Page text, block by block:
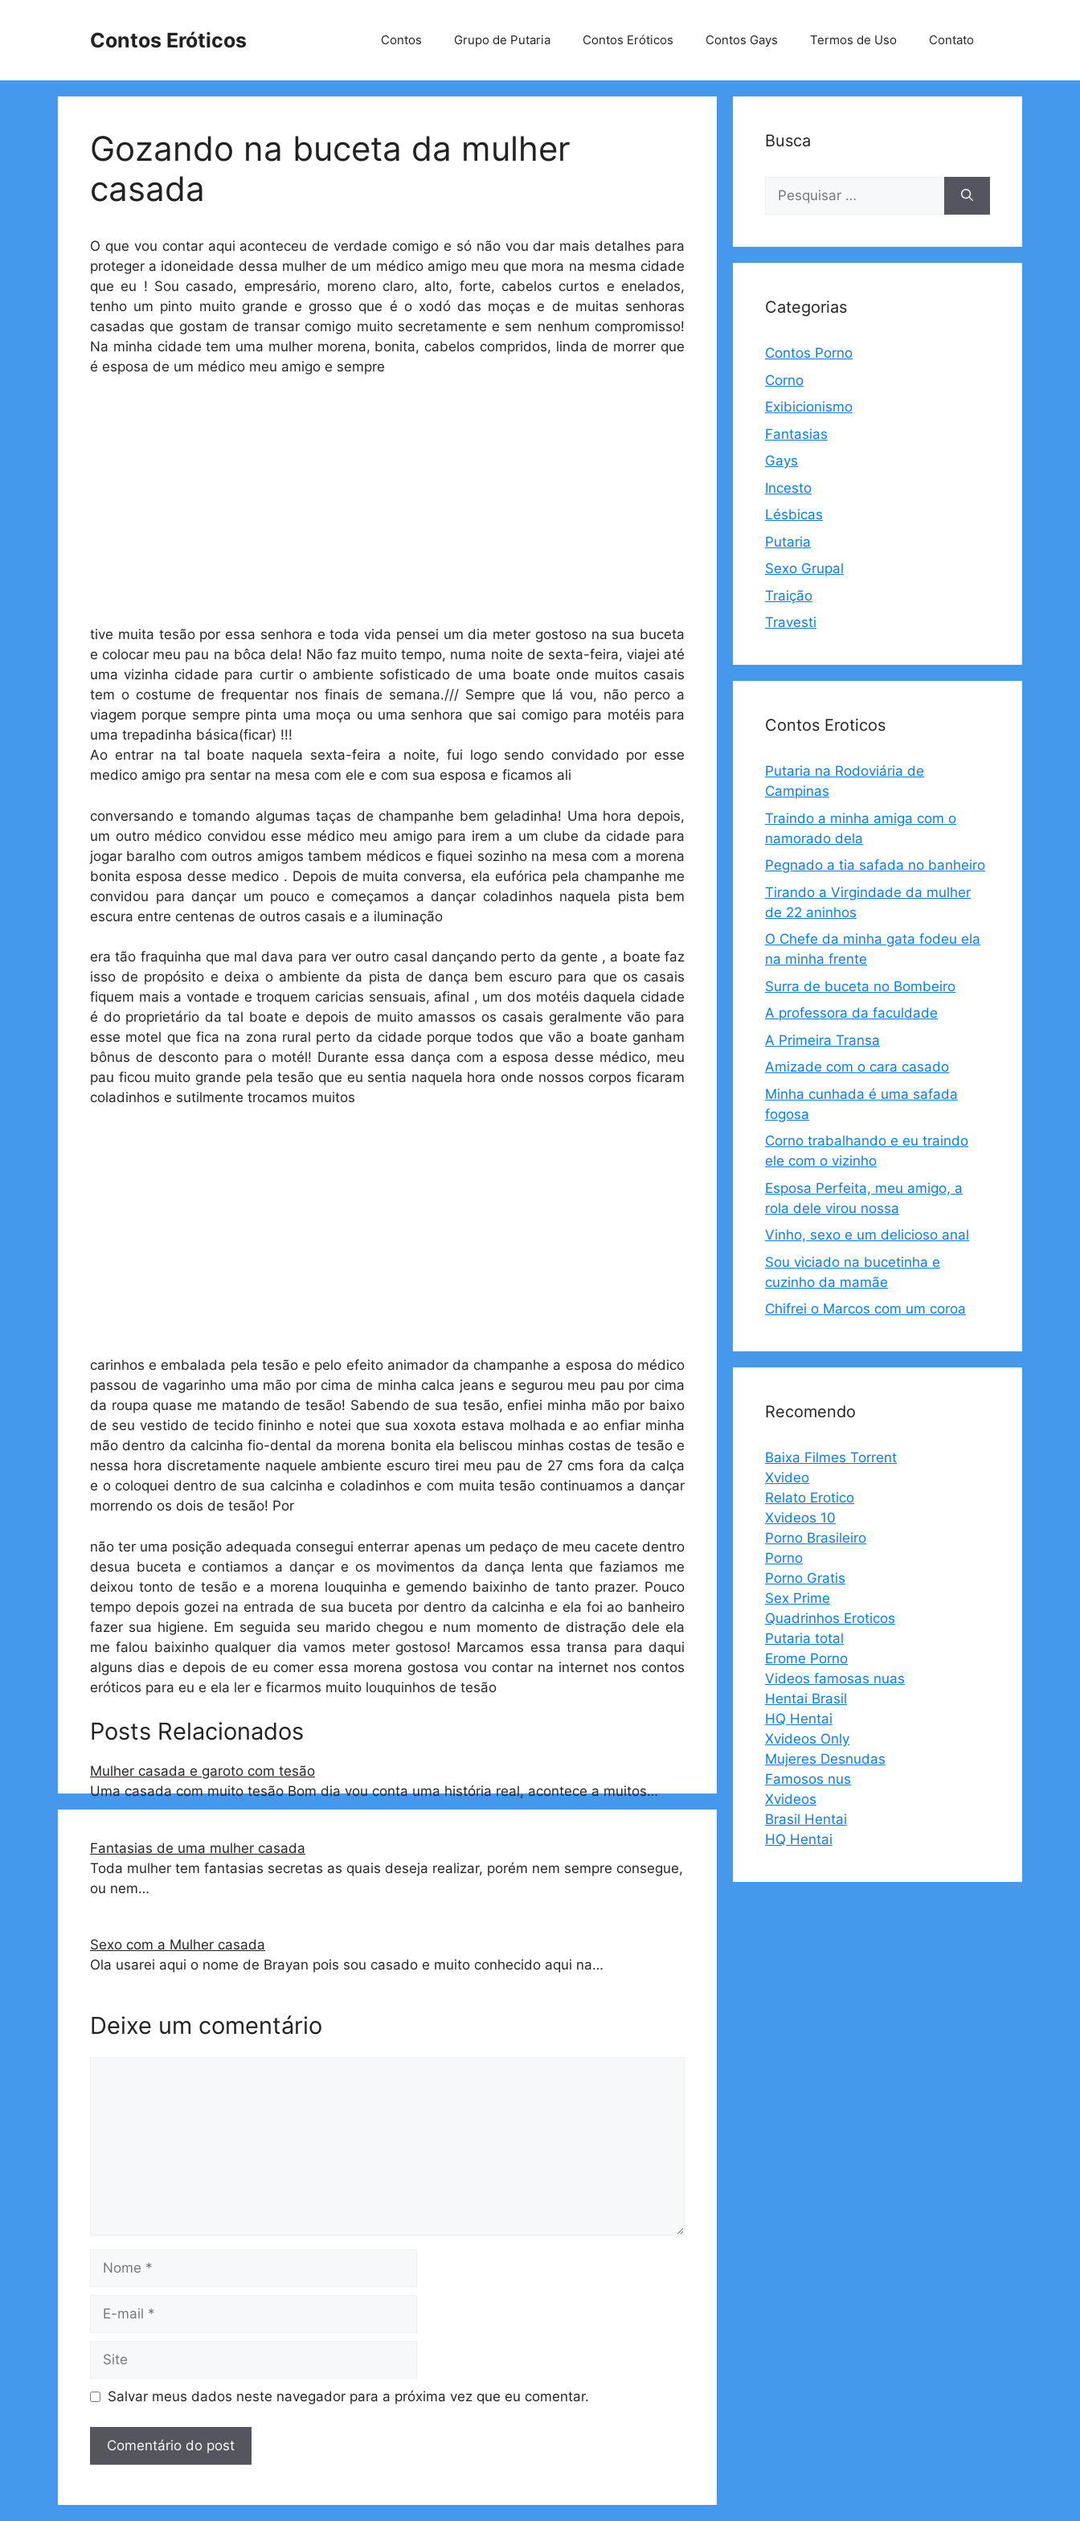
Contos Eróticos Contos Grupo de Putaria Contos Eróticos Contos Gays Termos de Uso Contato
Gozando na buceta da mulher
casada
O que vou contar aqui aconteceu de verdade comigo e só não vou dar mais detalhes para
proteger a idoneidade dessa mulher de um médico amigo meu que mora na mesma cidade
que eu ! Sou casado, empresário, moreno claro, alto, forte, cabelos curtos e enelados,
tenho um pinto muito grande e grosso que é o xodó das moças e de muitas senhoras
casadas que gostam de transar comigo muito secretamente e sem nenhum compromisso!
Na minha cidade tem uma mulher morena, bonita, cabelos compridos, linda de morrer que
é esposa de um médico meu amigo e sempre
tive muita tesão por essa senhora e toda vida pensei um dia meter gostoso na sua buceta
e colocar meu pau na bôca dela! Não faz muito tempo, numa noite de sexta-feira, viajei até
uma vizinha cidade para curtir o ambiente sofisticado de uma boate onde muitos casais
tem o costume de frequentar nos finais de semana./// Sempre que lá vou, não perco a
viagem porque sempre pinta uma moça ou uma senhora que sai comigo para motéis para
uma trepadinha básica(ficar) !!!
Ao entrar na tal boate naquela sexta-feira a noite, fui logo sendo convidado por esse
medico amigo pra sentar na mesa com ele e com sua esposa e ficamos ali
conversando e tomando algumas taças de champanhe bem geladinha! Uma hora depois,
um outro médico convidou esse médico meu amigo para irem a um clube da cidade para
jogar baralho com outros amigos tambem médicos e fiquei sozinho na mesa com a morena
bonita esposa desse medico . Depois de muita conversa, ela eufórica pela champanhe me
convidou para dançar um pouco e começamos a dançar coladinhos naquela pista bem
escura entre centenas de outros casais e a iluminação
era tão fraquinha que mal dava para ver outro casal dançando perto da gente , a boate faz
isso de propósito e deixa o ambiente da pista de dança bem escuro para que os casais
fiquem mais a vontade e troquem caricias sensuais, afinal , um dos motéis daquela cidade
é do proprietário da tal boate e depois de muito amassos os casais geralmente vão para
esse motel que fica na zona rural perto da cidade porque todos que vão a boate ganham
bônus de desconto para o motél! Durante essa dança com a esposa desse médico, meu
pau ficou muito grande pela tesão que eu sentia naquela hora onde nossos corpos ficaram
coladinhos e sutilmente trocamos muitos
carinhos e embalada pela tesão e pelo efeito animador da champanhe a esposa do médico
passou de vagarinho uma mão por cima de minha calca jeans e segurou meu pau por cima
da roupa quase me matando de tesão! Sabendo de sua tesão, enfiei minha mão por baixo
de seu vestido de tecido fininho e notei que sua xoxota estava molhada e ao enfiar minha
mão dentro da calcinha fio-dental da morena bonita ela beliscou minhas costas de tesão e
nessa hora discretamente naquele ambiente escuro tirei meu pau de 27 cms fora da calça
e o coloquei dentro de sua calcinha e coladinhos e com muita tesão continuamos a dançar
morrendo os dois de tesão! Por
não ter uma posição adequada consegui enterrar apenas um pedaço de meu cacete dentro
desua buceta e contiamos a dançar e os movimentos da dança lenta que faziamos me
deixou tonto de tesão e a morena louquinha e gemendo baixinho de tanto prazer. Pouco
tempo depois gozei na entrada de sua buceta por dentro da calcinha e ela foi ao banheiro
fazer sua higiene. Em seguida seu marido chegou e num momento de distração dele ela
me falou baixinho qualquer dia vamos meter gostoso! Marcamos essa transa para daqui
alguns dias e depois de eu comer essa morena gostosa vou contar na internet nos contos
eróticos para eu e ela ler e ficarmos muito louquinhos de tesão
Posts Relacionados
Mulher casada e garoto com tesão
Uma casada com muito tesão Bom dia vou conta uma história real, acontece a muitos…
Fantasias de uma mulher casada
Toda mulher tem fantasias secretas as quais deseja realizar, porém nem sempre consegue,
ou nem…
Sexo com a Mulher casada
Ola usarei aqui o nome de Brayan pois sou casado e muito conhecido aqui na…
Deixe um comentário
mail
Salvar meus dados neste navegador para a próxima vez que eu comentar.
Busca
Pesquisar
Categorias
Contos Porno
Corno
Exibicionismo
Fantasias
Gays
Incesto
Lésbicas
Putaria
Sexo Grupal
Traição
Travesti
Contos Eroticos
Putaria na Rodoviária de
Campinas
Traindo a minha amiga com o
namorado dela
Pegnado a tia safada no banheiro
Tirando a Virgindade da mulher
de 22 aninhos
O Chefe da minha gata fodeu ela
na minha frente
Surra de buceta no Bombeiro
A professora da faculdade
A Primeira Transa
Amizade com o cara casado
Minha cunhada é uma safada
fogosa
Corno trabalhando e eu traindo
ele com o vizinho
Esposa Perfeita, meu amigo, a
rola dele virou nossa
Vinho, sexo e um delicioso anal
Sou viciado na bucetinha e
cuzinho da mamãe
Chifrei o Marcos com um coroa
Recomendo
Baixa Filmes Torrent
Xvideo
Relato Erotico
Xvideos 10
Porno Brasileiro
Porno
Porno Gratis
Sex Prime
Quadrinhos Eroticos
Putaria total
Erome Porno
Videos famosas nuas
Hentai Brasil
HQ Hentai
Xvideos Only
Mujeres Desnudas
Famosos nus
Xvideos
Brasil Hentai
HQ Hentai